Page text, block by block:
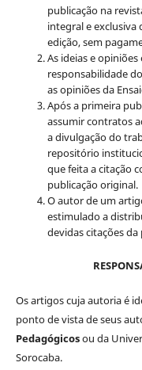
publicação na
integral e exclusiva
edição, sem
As ideias e
responsabilidade
as opiniões da
Após a primeira
assumir contratos
a divulgação do
repositório
que feita a citação
publicação original.
O autor de um
estimulado a
devidas citações
Os artigos cuja autoria é
ponto de vista de seus
Pedagógicosou da
Sorocaba.